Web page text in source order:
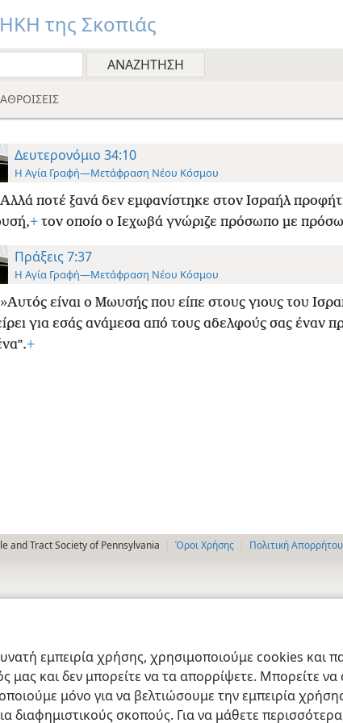
εμπειρία χρήσης, χρησιμοποιούμε cookies και
μας και δεν μπορείτε να τα απορρίψετε. Μπορείτε
μόνο για να βελτιώσουμε την εμπειρία
διαφημιστικούς σκοπούς. Για να μάθετε
της Σκοπιάς
Δευτερονόμιο 34:10
Η Αγία Γραφή—Μετάφραση Νέου Κόσμου
Αλλά ποτέ ξανά δεν εμφανίστηκε στον Ισραήλ
+τον οποίο ο Ιεχωβά γνώριζε πρόσωπο με
Πράξεις 7:37
Η Αγία Γραφή—Μετάφραση Νέου Κόσμου
»Αυτός είναι ο Μωυσής που είπε στους γιους του
για εσάς ανάμεσα από τους αδελφούς σας έναν
+
and Tract Society of Pennsylvania Όροι Χρήσης Πολιτική Απορρήτου